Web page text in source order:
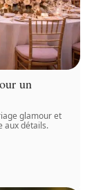
un
glamour et
aux détails.